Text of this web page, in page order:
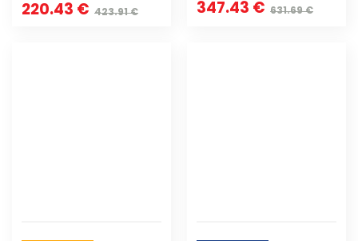
220.43 € 423.91 € 347.43 € 631.69 €